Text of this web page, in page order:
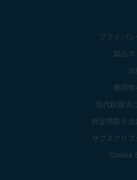
プライバ
製品
法
脆弱性
現代奴隷法
特定商取引
サブスクリ
Cookie